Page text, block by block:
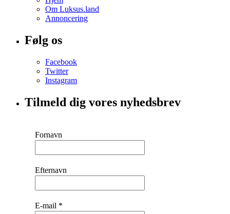
Om Luksus.land
Annoncering
Følg os
Facebook
Twitter
Instagram
Tilmeld dig vores nyhedsbrev
Fornavn
Efternavn
E-mail *